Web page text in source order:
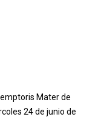
Mater de
24 de junio de